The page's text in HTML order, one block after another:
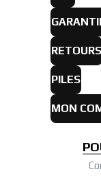
RETOURS
PILES
MON